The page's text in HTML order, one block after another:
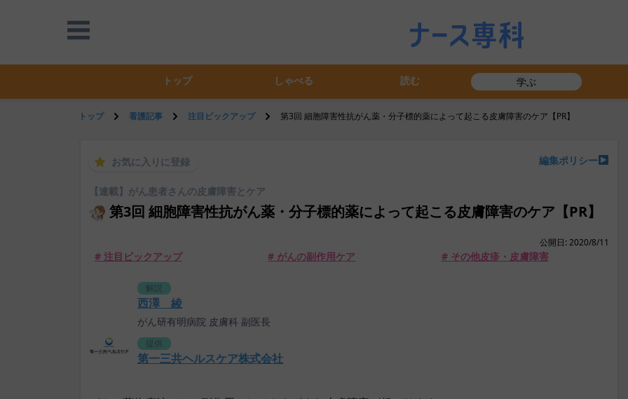
トップ しゃべる 読む 学ぶ
トップ 看護記事 注目ピックアップ 第3回 細胞障害性抗がん薬・分子標的薬によって起こる皮膚障害のケア【PR】
お気に入りに登録 編集ポリシー
【連載】がん患者さんの皮膚障害とケア
第3回 細胞障害性抗がん薬・分子標的薬によって起こる皮膚障害のケア【PR】
公開日: 2020/8/11
# 注目ピックアップ # がんの副作用ケア # その他皮疹・皮膚障害
解説
西澤 綾
がん研有明病院 皮膚科 副医長
提供
第一三共ヘルスケア株式会社